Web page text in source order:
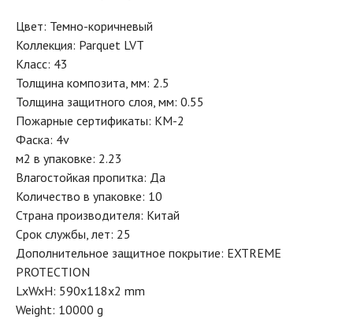
Цвет: Темно-коричневый
Коллекция: Parquet LVT
Класс: 43
Толщина композита, мм: 2.5
Толщина защитного слоя, мм: 0.55
Пожарные сертификаты: КМ-2
Фаска: 4v
м2 в упаковке: 2.23
Влагостойкая пропитка: Да
Количество в упаковке: 10
Страна производителя: Китай
Срок службы, лет: 25
Дополнительное защитное покрытие: EXTREME
PROTECTION
LxWxH: 590x118x2 mm
Weight: 10000 g